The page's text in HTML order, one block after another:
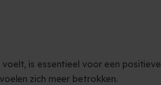
is essentieel voor een positieve
zich meer betrokken.